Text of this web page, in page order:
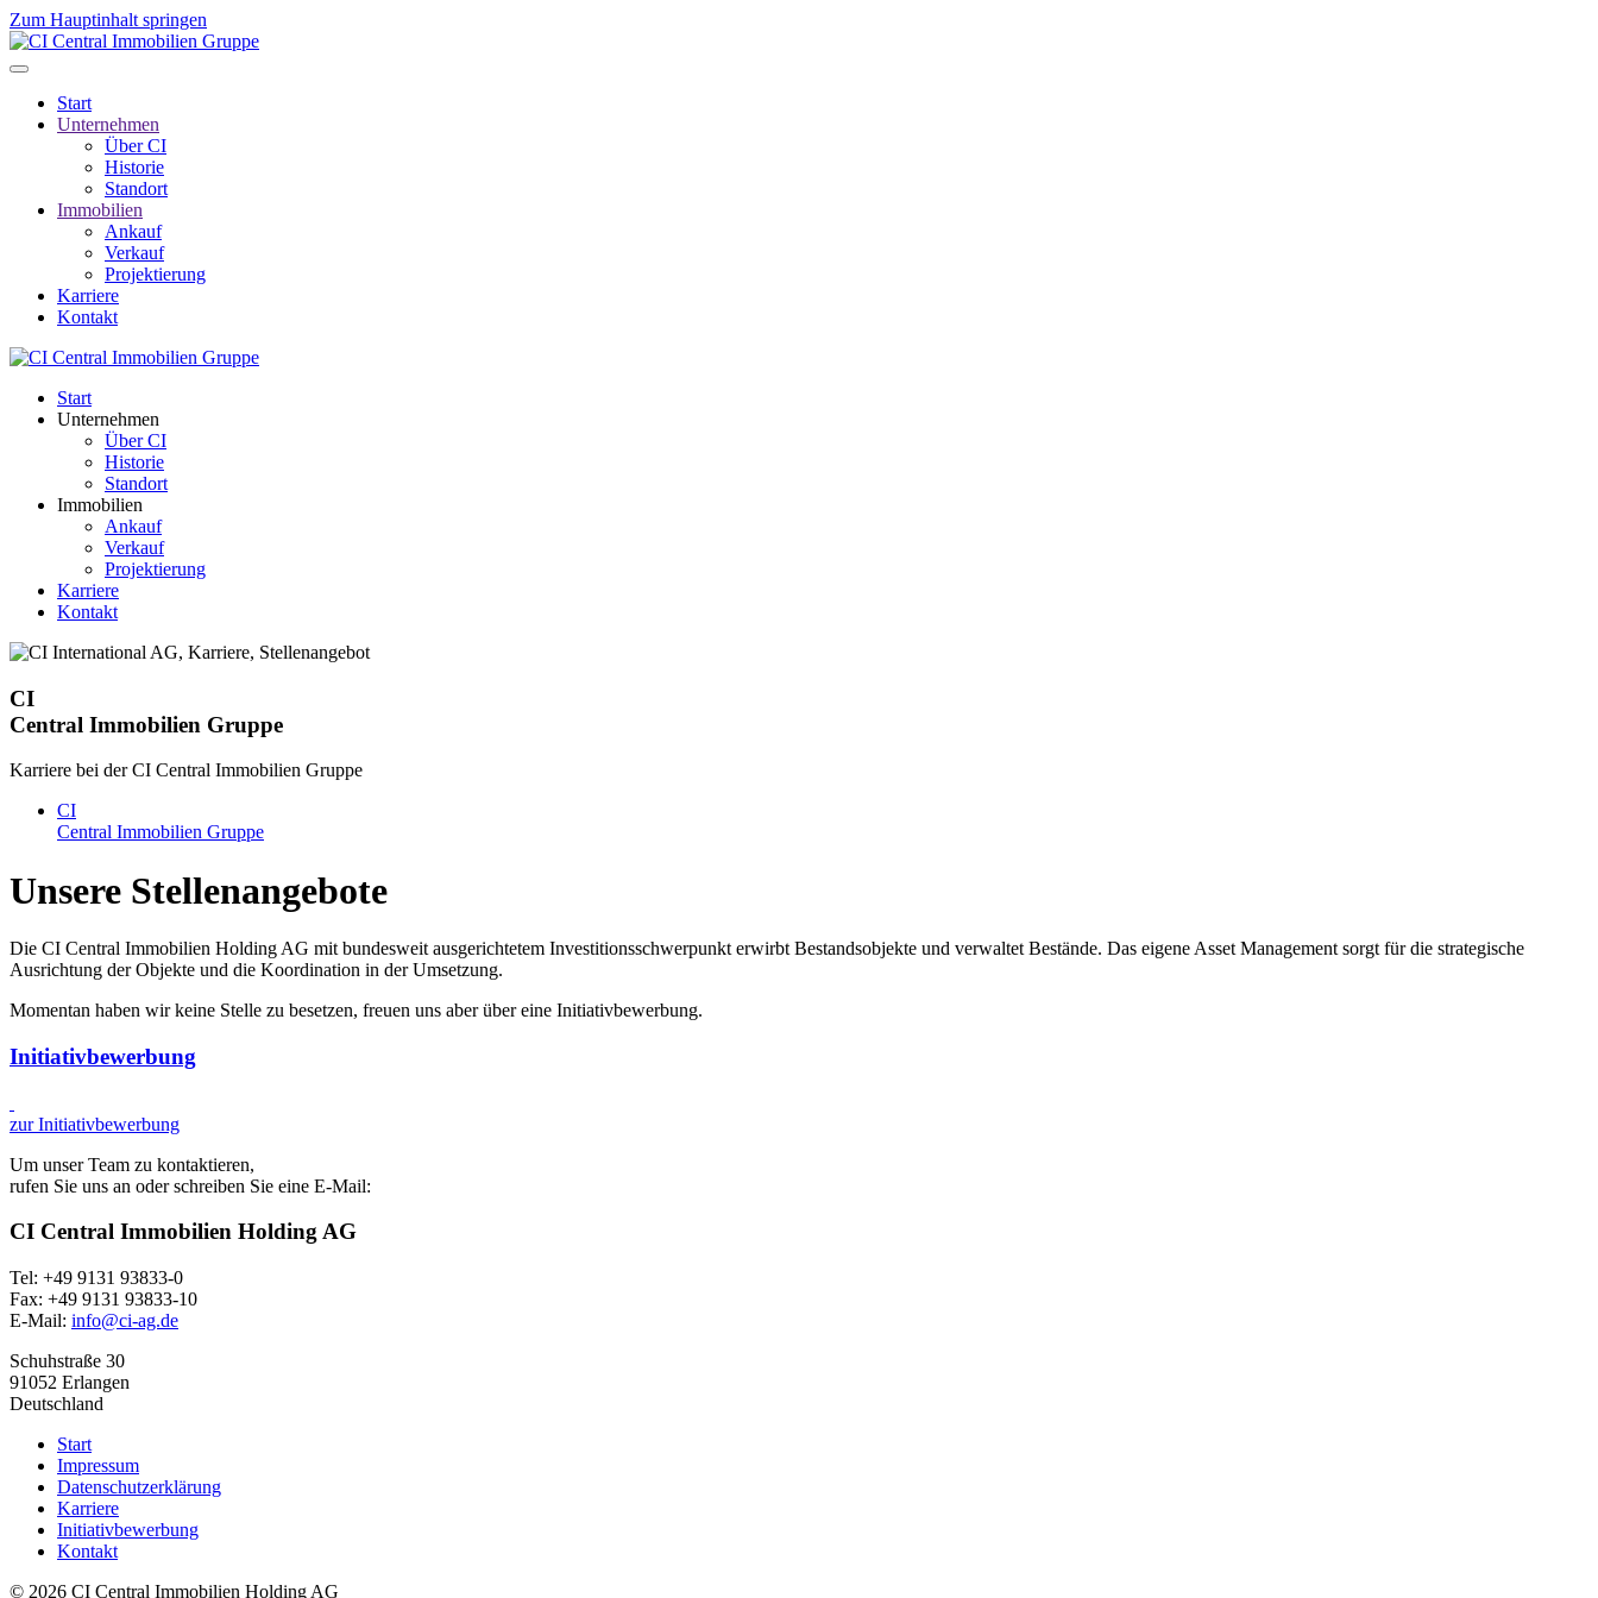
Zum Hauptinhalt springen
Start
Unternehmen
Über CI
Historie
Standort
Immobilien
Ankauf
Verkauf
Projektierung
Karriere
Kontakt
Start
Unternehmen
Über CI
Historie
Standort
Immobilien
Ankauf
Verkauf
Projektierung
Karriere
Kontakt
CI
Central Immobilien Gruppe
Karriere bei der CI Central Immobilien Gruppe
CI
Central Immobilien Gruppe
Unsere Stellenangebote
Die CI Central Immobilien Holding AG mit bundesweit ausgerichtetem Investitionsschwerpunkt erwirbt Bestandsobjekte und verwaltet Bestände. Das eigene Asset Management sorgt für die strategische
Ausrichtung der Objekte und die Koordination in der Umsetzung.
Momentan haben wir keine Stelle zu besetzen, freuen uns aber über eine Initiativbewerbung.
Initiativbewerbung
zur Initiativbewerbung
Um unser Team zu kontaktieren,
rufen Sie uns an oder schreiben Sie eine E-Mail:
CI Central Immobilien Holding AG
Tel: +49 9131 93833-0
Fax: +49 9131 93833-10
E-Mail: info@ci-ag.de
Schuhstraße 30
91052 Erlangen
Deutschland
Start
Impressum
Datenschutzerklärung
Karriere
Initiativbewerbung
Kontakt
© 2026 CI Central Immobilien Holding AG